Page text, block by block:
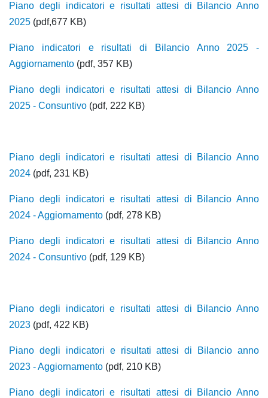
Piano degli indicatori e risultati attesi di Bilancio Anno
2025 (pdf,677 KB)
Piano indicatori e risultati di Bilancio Anno 2025 -
Aggiornamento (pdf, 357 KB)
Piano degli indicatori e risultati attesi di Bilancio Anno
2025 - Consuntivo (pdf, 222 KB)
Piano degli indicatori e risultati attesi di Bilancio Anno
2024 (pdf, 231 KB)
Piano degli indicatori e risultati attesi di Bilancio Anno
2024 - Aggiornamento (pdf, 278 KB)
Piano degli indicatori e risultati attesi di Bilancio Anno
2024 - Consuntivo (pdf, 129 KB)
Piano degli indicatori e risultati attesi di Bilancio Anno
2023 (pdf, 422 KB)
Piano degli indicatori e risultati attesi di Bilancio anno
2023 - Aggiornamento (pdf, 210 KB)
Piano degli indicatori e risultati attesi di Bilancio Anno